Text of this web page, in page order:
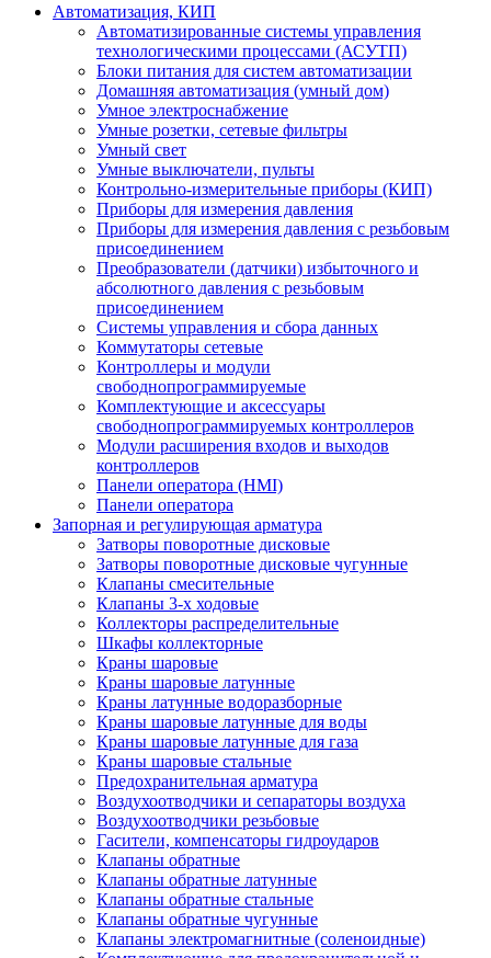
Автоматизация, КИП
Автоматизированные системы управления
технологическими процессами (АСУТП)
Блоки питания для систем автоматизации
Домашняя автоматизация (умный дом)
Умное электроснабжение
Умные розетки, сетевые фильтры
Умный свет
Умные выключатели, пульты
Контрольно-измерительные приборы (КИП)
Приборы для измерения давления
Приборы для измерения давления с резьбовым
присоединением
Преобразователи (датчики) избыточного и
абсолютного давления с резьбовым
присоединением
Системы управления и сбора данных
Коммутаторы сетевые
Контроллеры и модули
свободнопрограммируемые
Комплектующие и аксессуары
свободнопрограммируемых контроллеров
Модули расширения входов и выходов
контроллеров
Панели оператора (HMI)
Панели оператора
Запорная и регулирующая арматура
Затворы поворотные дисковые
Затворы поворотные дисковые чугунные
Клапаны смесительные
Клапаны 3-х ходовые
Коллекторы распределительные
Шкафы коллекторные
Краны шаровые
Краны шаровые латунные
Краны латунные водоразборные
Краны шаровые латунные для воды
Краны шаровые латунные для газа
Краны шаровые стальные
Предохранительная арматура
Воздухоотводчики и сепараторы воздуха
Воздухоотводчики резьбовые
Гасители, компенсаторы гидроударов
Клапаны обратные
Клапаны обратные латунные
Клапаны обратные стальные
Клапаны обратные чугунные
Клапаны электромагнитные (соленоидные)